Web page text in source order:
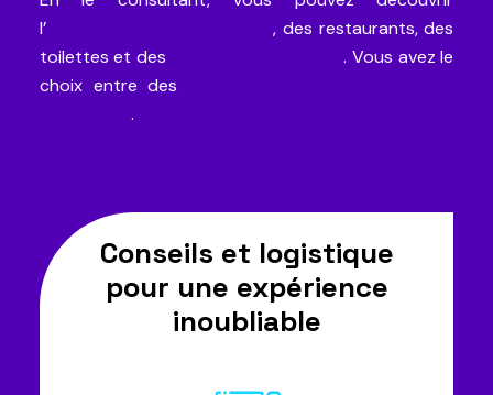
l’emplacement des magasins, des restaurants, des
toilettes et des
services d’assistance. Vous avez le
choix entre des
.
Conseils et logistique
pour une expérience
inoubliable